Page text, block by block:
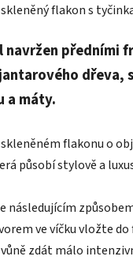
flakon s
předními
dřeva,
a máty.
skleněném flakonu o
působí stylově a
následujícím
ve víčku vložte
zdát málo